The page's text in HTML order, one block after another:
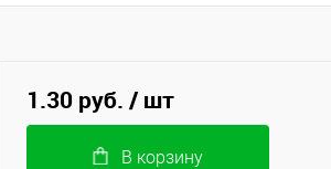
1.30 руб. / шт
В корзину